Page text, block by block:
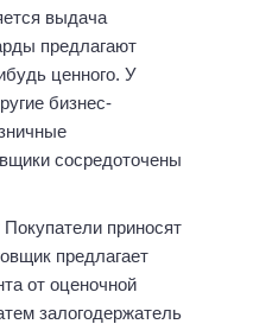
выдача
предлагают
ценного. У
бизнес-
сосредоточены
Покупатели приносят
предлагает
от оценочной
залогодержатель